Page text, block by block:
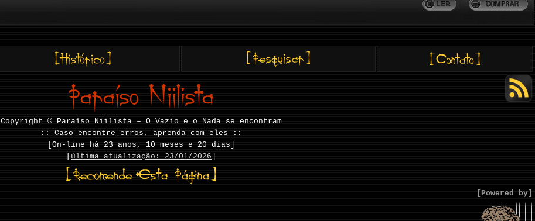
Copyright © Paraíso Niilista – O Vazio e o Nada se encontram
:: Caso encontre erros, aprenda com eles ::
[On-line há 23 anos, 10 meses e 20 dias]
última atualização: 23/01/2026
[Powered by]